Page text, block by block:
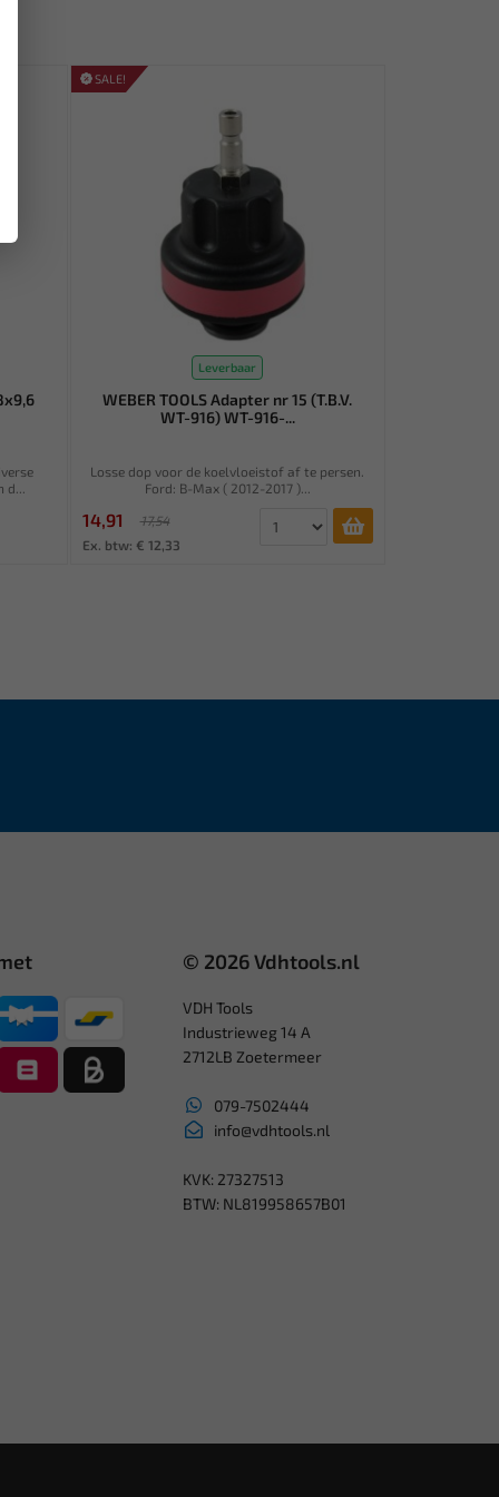
SALE!
Leverbaar
WEBER TOOLS Adapter nr 15 (T.B.V.
WT-916) WT-916-...
Losse dop voor de koelvloeistof af te persen.
Ford: B-Max ( 2012-2017 )...
14,91
17,54
Ex. btw: € 12,33
© 2026 Vdhtools.nl
VDH Tools
Industrieweg 14 A
2712LB Zoetermeer
079-7502444
info@vdhtools.nl
KVK: 27327513
BTW: NL819958657B01